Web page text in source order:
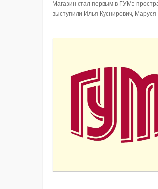
Магазин стал первым в ГУМе
выступили Илья Куснирович,